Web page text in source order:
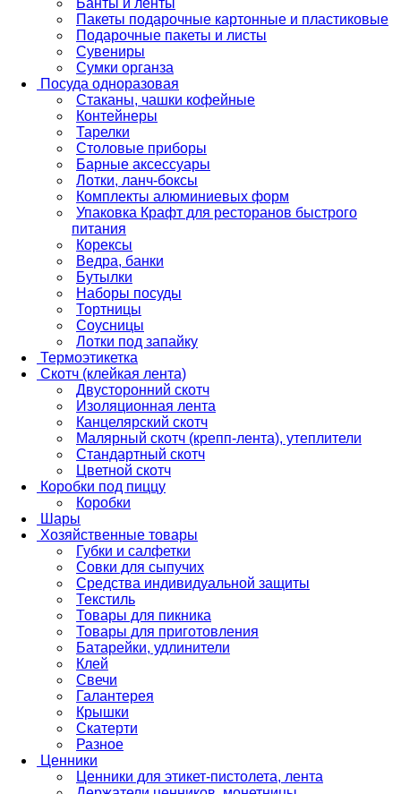
Банты и ленты
Пакеты подарочные картонные и пластиковые
Подарочные пакеты и листы
Сувениры
Сумки органза
Посуда одноразовая
Стаканы, чашки кофейные
Контейнеры
Тарелки
Столовые приборы
Барные аксессуары
Лотки, ланч-боксы
Комплекты алюминиевых форм
Упаковка Крафт для ресторанов быстрого
питания
Корексы
Ведра, банки
Бутылки
Наборы посуды
Тортницы
Соусницы
Лотки под запайку
Термоэтикетка
Скотч (клейкая лента)
Двусторонний скотч
Изоляционная лента
Канцелярский скотч
Малярный скотч (крепп-лента), утеплители
Стандартный скотч
Цветной скотч
Коробки под пиццу
Коробки
Шары
Хозяйственные товары
Губки и салфетки
Совки для сыпучих
Средства индивидуальной защиты
Текстиль
Товары для пикника
Товары для приготовления
Батарейки, удлинители
Клей
Свечи
Галантерея
Крышки
Скатерти
Разное
Ценники
Ценники для этикет-пистолета, лента